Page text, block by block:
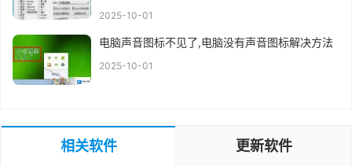
2025-10-01
电脑声音图标不见了,电脑没有声音图标解决方法
2025-10-01
相关软件 更新软件